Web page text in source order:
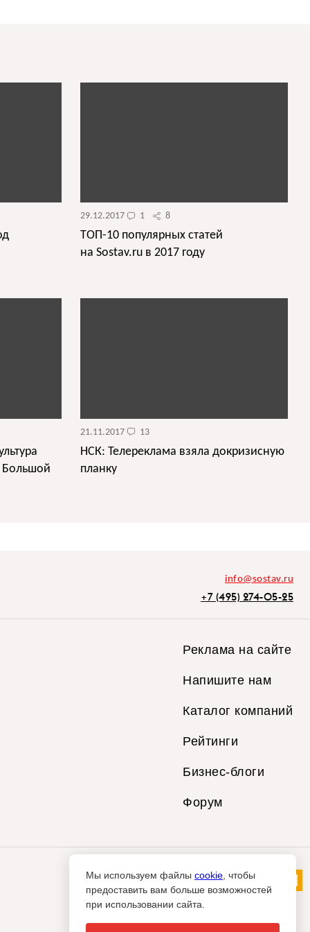
29.12.2017 1 8
ТОП-10 популярных статей
на Sostav.ru в 2017 году
Большой
21.11.2017 13
НСК: Телереклама взяла докризисную
планку
info@sostav.ru
+7 (495) 274-05-25
Реклама на сайте
Напишите нам
Каталог компаний
Рейтинги
Бизнес-блоги
Форум
Мы используем файлы cookie , чтобы
предоставить вам больше возможностей
при использовании сайта.